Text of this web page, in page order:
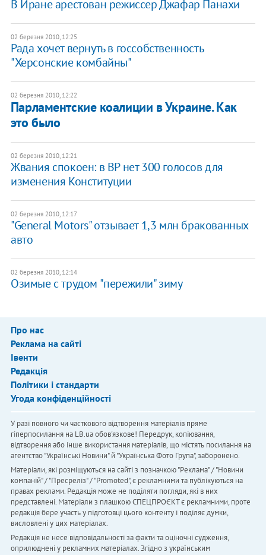
В Иране арестован режиссер Джафар Панахи
02 березня 2010, 12:25
Рада хочет вернуть в госсобственность
"Херсонские комбайны"
02 березня 2010, 12:22
Парламентские коалиции в Украине. Как
это было
02 березня 2010, 12:21
Жвания спокоен: в ВР нет 300 голосов для
изменения Конституции
02 березня 2010, 12:17
"General Motors" отзывает 1,3 млн бракованных
авто
02 березня 2010, 12:14
Озимые с трудом "пережили" зиму
Про нас
Реклама на сайті
Івенти
Редакція
Політики і стандарти
Угода конфіденційності
У разі повного чи часткового відтворення матеріалів пряме
гіперпосилання на LB.ua обов'язкове! Передрук, копіювання,
відтворення або інше використання матеріалів, що містять посилання на
агентство "Українськi Новини" й "Українська Фото Група", заборонено.
Матеріали, які розміщуються на сайті з позначкою "Реклама" / "Новини
компаній" / "Пресреліз" / "Promoted", є рекламними та публікуються на
правах реклами. Редакція може не поділяти погляди, які в них
представлені. Матеріали з плашкою СПЕЦПРОЄКТ є рекламними, проте
редакція бере участь у підготовці цього контенту і поділяє думки,
висловлені у цих матеріалах.
Редакція не несе відповідальності за факти та оціночні судження,
оприлюднені у рекламних матеріалах. Згідно з українським